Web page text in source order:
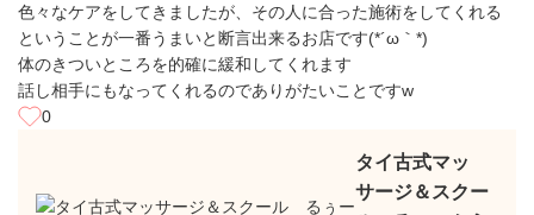
色々なケアをしてきましたが、その人に合った施術をしてくれる
ということが一番うまいと断言出来るお店です(*´ω｀*)
体のきついところを的確に緩和してくれます
話し相手にもなってくれるのでありがたいことですw
0
タイ古式マッ
サージ＆スクー